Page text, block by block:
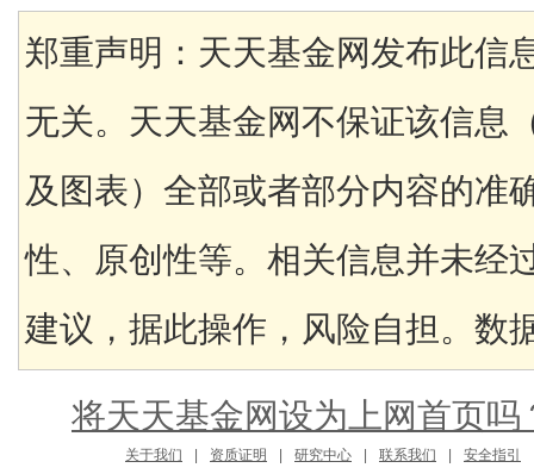
郑重声明：天天基金网发布此信
无关。天天基金网不保证该信息
及图表）全部或者部分内容的准
性、原创性等。相关信息并未经
建议，据此操作，风险自担。数
将天天基金网设为上网首页吗
关于我们 资质证明 研究中心 联系我们 安全指引